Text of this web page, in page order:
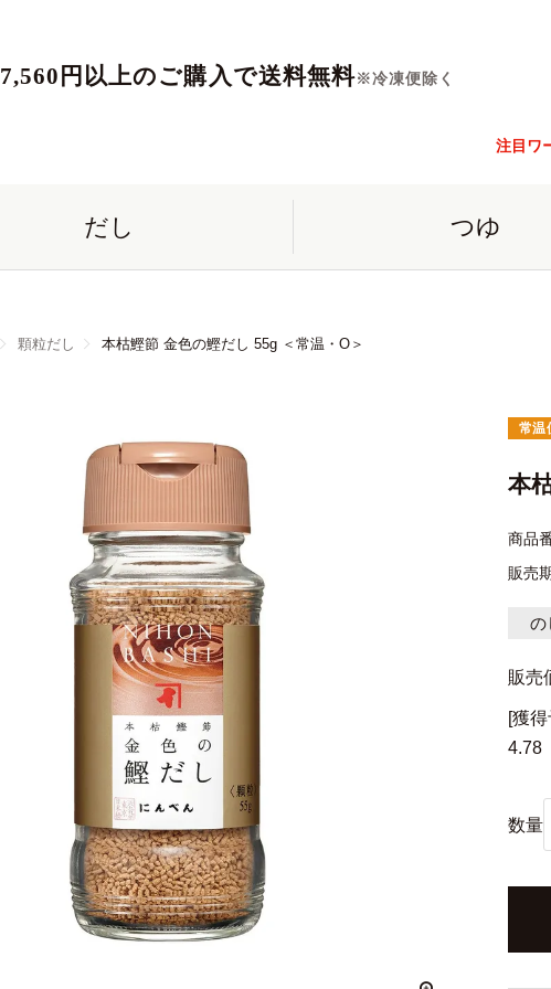
7,560円以上のご購入で送料無料※冷凍便除く
注目ワ
だし つゆ
顆粒だし 本枯鰹節 金色の鰹だし 55g ＜常温・O＞
常温
本
商品
販売
の
販売
[獲
4.78